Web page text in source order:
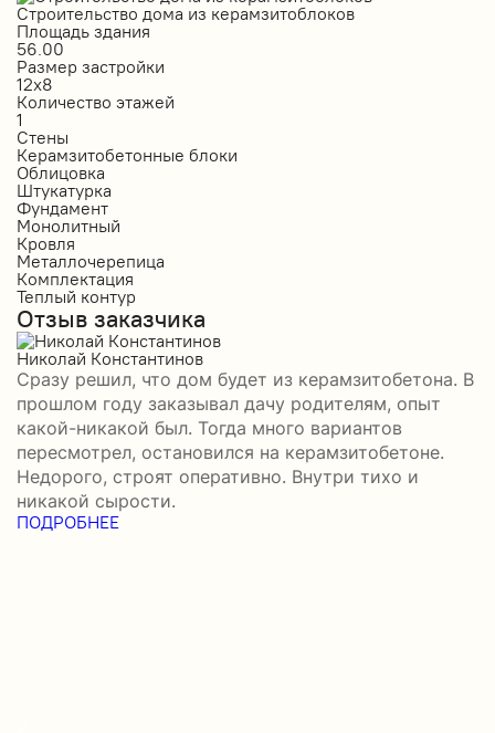
Строительство дома из керамзитоблоков
Площадь здания
56.00
Размер застройки
12х8
Количество этажей
1
Стены
Керамзитобетонные блоки
Облицовка
Штукатурка
Фундамент
Монолитный
Кровля
Металлочерепица
Комплектация
Теплый контур
Отзыв заказчика
Николай Константинов
Сразу решил, что дом будет из керамзитобетона. В
прошлом году заказывал дачу родителям, опыт
какой-никакой был. Тогда много вариантов
пересмотрел, остановился на керамзитобетоне.
Недорого, строят оперативно. Внутри тихо и
никакой сырости.
ПОДРОБНЕЕ